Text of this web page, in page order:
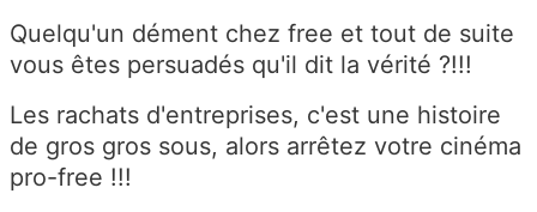
Quelqu'un dément chez free et tout de suite
vous êtes persuadés qu'il dit la vérité ?!!!
Les rachats d'entreprises, c'est une histoire
de gros gros sous, alors arrêtez votre cinéma
pro-free !!!